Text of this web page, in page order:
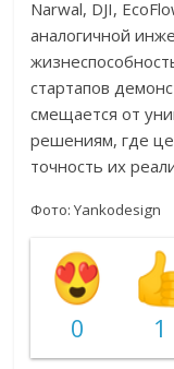
Narwal, DJI,
аналогичной
стартапов
смещается от
решениям, где
точность их
Фото: Yankodesign
0 1